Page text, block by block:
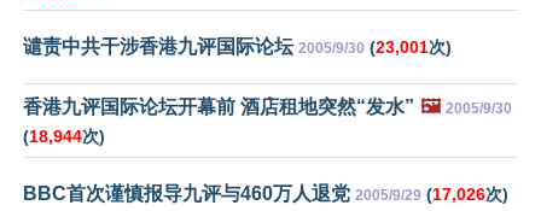
谴责中共干涉香港九评国际论坛 2005/9/30 (23,001次)
香港九评国际论坛开幕前 酒店租地突然“发水” 🖼️ 2005/9/30
(18,944次)
BBC首次谨慎报导九评与460万人退党 2005/9/29 (17,026次)